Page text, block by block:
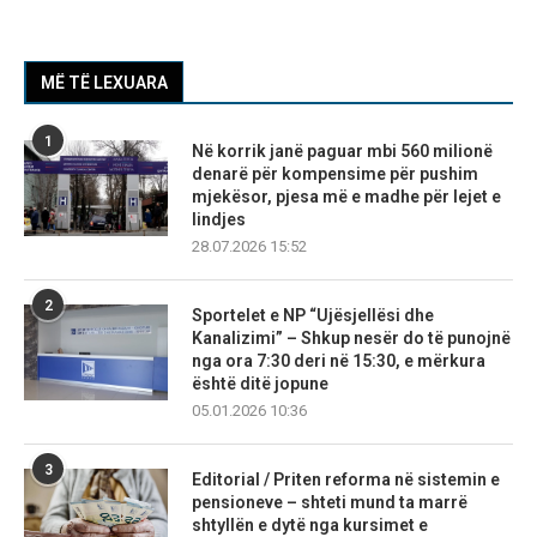
MË TË LEXUARA
1
Në korrik janë paguar mbi 560 milionë
denarë për kompensime për pushim
mjekësor, pjesa më e madhe për lejet e
lindjes
28.07.2026 15:52
2
Sportelet e NP “Ujësjellësi dhe
Kanalizimi” – Shkup nesër do të punojnë
nga ora 7:30 deri në 15:30, e mërkura
është ditë jopune
05.01.2026 10:36
3
Editorial / Priten reforma në sistemin e
pensioneve – shteti mund ta marrë
shtyllën e dytë nga kursimet e